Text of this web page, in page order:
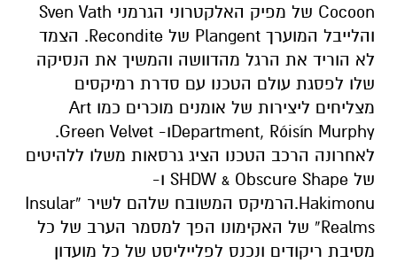
Cocoon של מפיק האלקטרוני הגרמני Sven Vath
והלייבל המוערך Plangent של Recondite. הצמד
לא הוריד את הרגל מהדוושה והמשיך את הנסיקה
שלו לפסגת עולם הטכנו עם סדרת רמיקסים
מצליחים ליצירות של אומנים מוכרים כמו Art
Department, Róisín Murphyו- Green Velvet.
לאחרונה הרכב הטכנו הציג גרסאות משלו ללהיטים
של SHDW & Obscure Shape ו-
Hakimonu.הרמיקס המשובח שלהם לשיר “Insular
Realms” של האקימונו הפך למסמר הערב של כל
מסיבת ריקודים ונכנס לפלייליסט של כל מועדון